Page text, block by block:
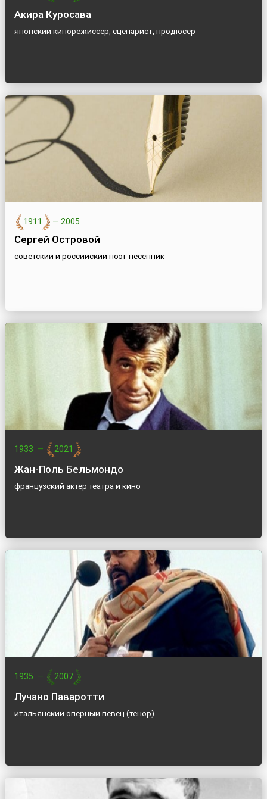
Акира Куросава
японский кинорежиссер, сценарист, продюсер
1911 — 2005
Сергей Островой
советский и российский поэт-песенник
1933 — 2021
Жан-Поль Бельмондо
французский актер театра и кино
1935 — 2007
Лучано Паваротти
итальянский оперный певец (тенор)